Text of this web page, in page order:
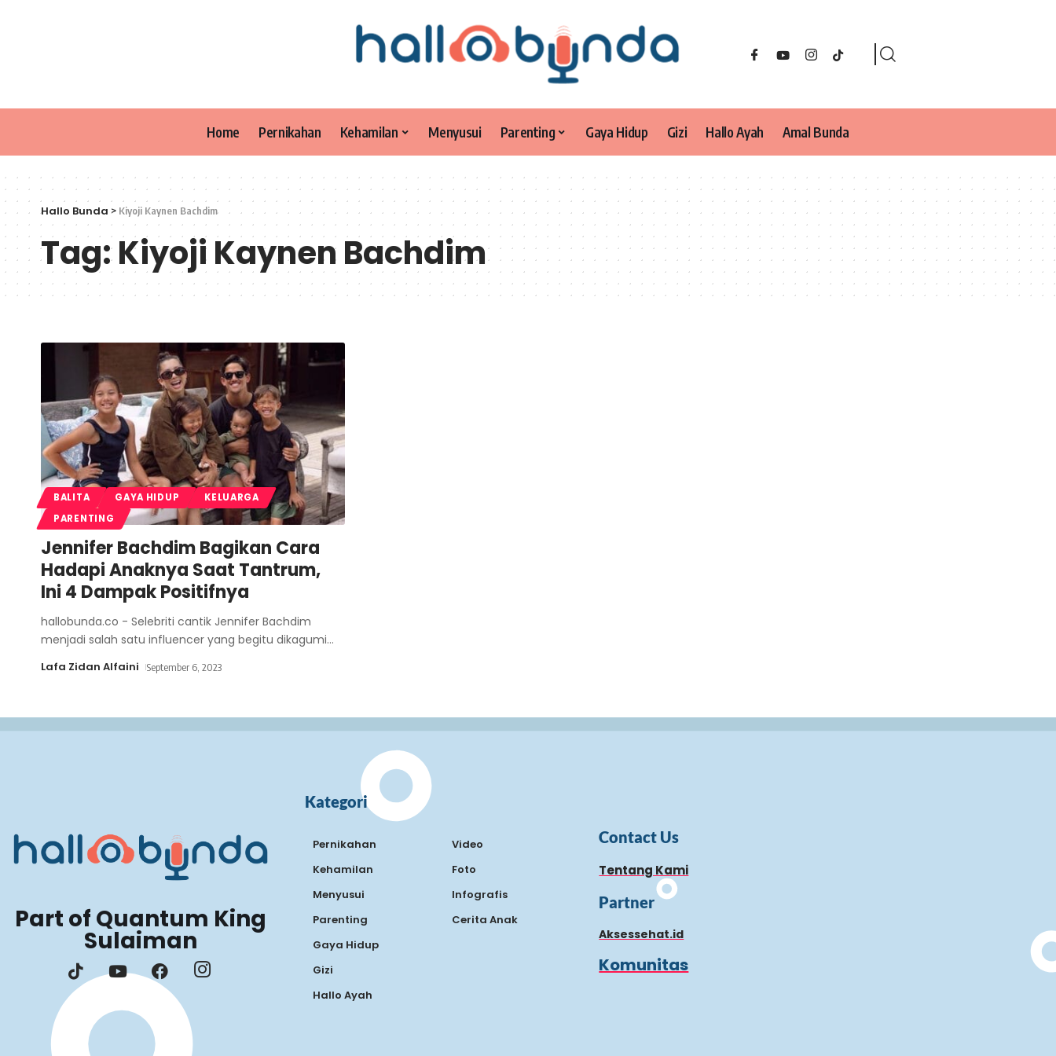
Home Pernikahan Kehamilan Menyusui Parenting Gaya Hidup Gizi Hallo Ayah Amal Bunda
Hallo Bunda > Kiyoji Kaynen Bachdim
Tag:Kiyoji Kaynen Bachdim
BALITA GAYA HIDUP
KELUARGA
PARENTING
Jennifer Bachdim Bagikan Cara
Hadapi Anaknya Saat Tantrum,
Ini 4 Dampak Positifnya
hallobunda.co - Selebriti cantik Jennifer Bachdim
menjadi salah satu influencer yang begitu dikagumi…
Lafa Zidan Alfaini September 6, 2023
Part of Quantum King
Sulaiman
Kategori
Pernikahan
Kehamilan
Menyusui
Parenting
Gaya Hidup
Gizi
Hallo Ayah
Video
Foto
Infografis
Cerita Anak
Contact Us
Tentang Kami
Partner
Aksessehat.id
Komunitas